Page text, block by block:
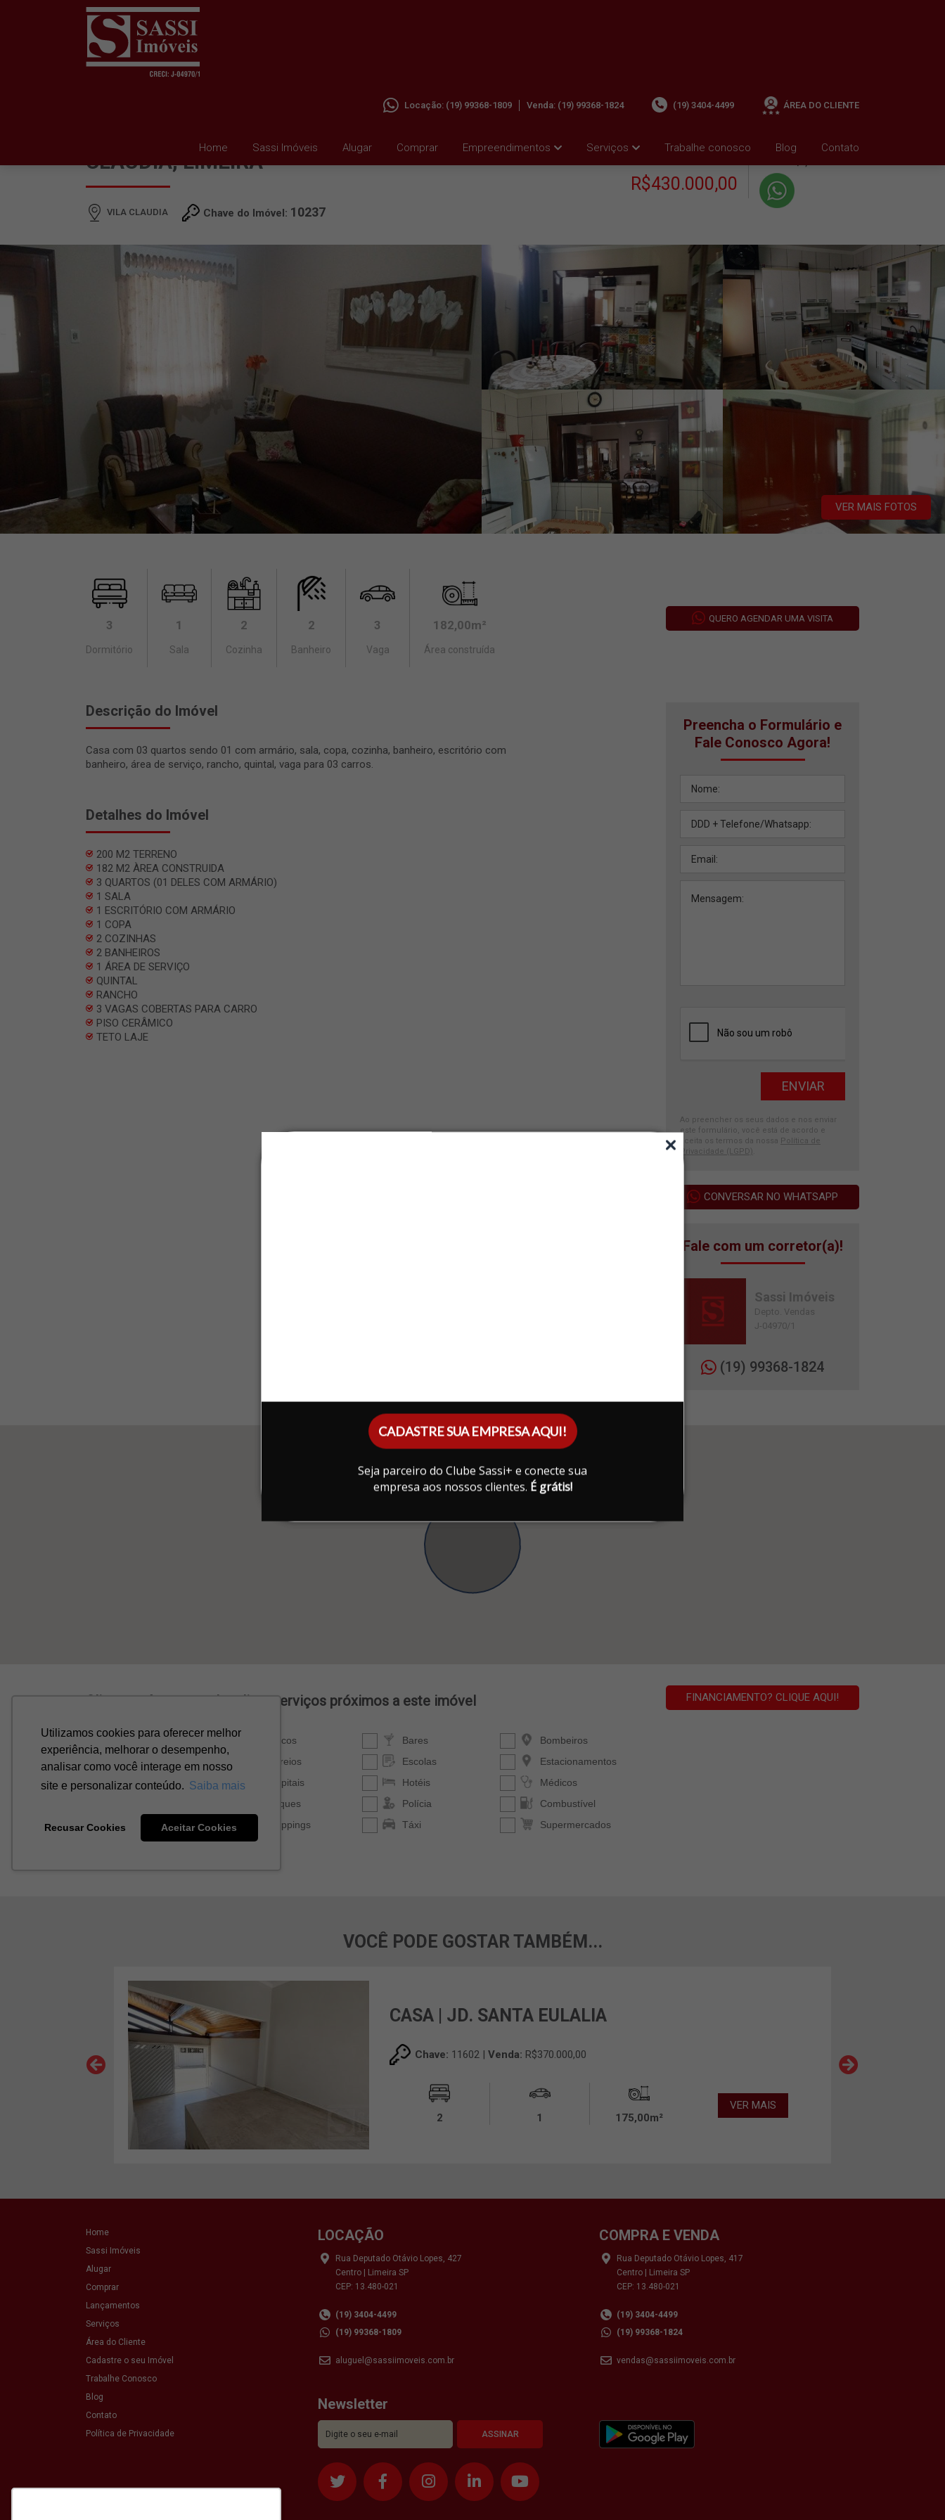
CADASTRE SUA EMPRESA AQUI!
Seja parceiro do Clube Sassi+ e conecte sua
empresa aos nossos clientes. É grátis!
Home Sassi Imóveis Alugar Comprar Empreendimentos Serviços Trabalhe conosco Blog Contato
Locação: (19) 99368-1809 Venda: (19) 99368-1824 (19) 3404-4499 ÁREA DO CLIENTE
CLAUDIA, LIMEIRA
VILA CLAUDIA Chave do Imóvel: 10237
R$430.000,00
+ Condomínio R$0,00
VER MAIS FOTOS
3
Dormitório
1
Sala
2
Cozinha
2
Banheiro
3
Vaga
182,00m²
Área construída
QUERO AGENDAR UMA VISITA
Descrição do Imóvel
Casa com 03 quartos sendo 01 com armário, sala, copa, cozinha, banheiro, escritório com
banheiro, área de serviço, rancho, quintal, vaga para 03 carros.
Detalhes do Imóvel
200 M2 TERRENO
182 M2 ÀREA CONSTRUIDA
3 QUARTOS (01 DELES COM ARMÁRIO)
1 SALA
1 ESCRITÓRIO COM ARMÁRIO
1 COPA
2 COZINHAS
2 BANHEIROS
1 ÁREA DE SERVIÇO
QUINTAL
RANCHO
3 VAGAS COBERTAS PARA CARRO
PISO CERÂMICO
TETO LAJE
Preencha o Formulário e
Fale Conosco Agora!
Ao preencher os seus dados e nos enviar
este formulário, você está de acordo e
aceita os termos da nossa
Política de
Privacidade (LGPD)
CONVERSAR NO WHATSAPP
Fale com um corretor(a)!
Sassi Imóveis
Depto. Vendas
J-04970/1
(19) 99368-1824
VOCÊ PODE GOSTAR TAMBÉM...
CASA | JD. SANTA EULALIA
Chave: 11602 |Venda: R$370.000,00
2 1 175,00m²
VER MAIS
Home
Sassi Imóveis
Alugar
Comprar
Lançamentos
Serviços
Área do Cliente
Cadastre o seu Imóvel
Trabalhe Conosco
Blog
Contato
Política de Privacidade
LOCAÇÃO
Rua Deputado Otávio Lopes, 427
Centro | Limeira SP
CEP: 13.480-021
(19) 3404-4499
(19) 99368-1809
aluguel@sassiimoveis.com.br
COMPRA E VENDA
Rua Deputado Otávio Lopes, 417
Centro | Limeira SP
CEP: 13.480-021
(19) 3404-4499
(19) 99368-1824
vendas@sassiimoveis.com.br
Newsletter